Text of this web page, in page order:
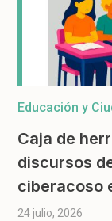
Educación y
Caja de
discursos
ciberacoso
24 julio, 2026